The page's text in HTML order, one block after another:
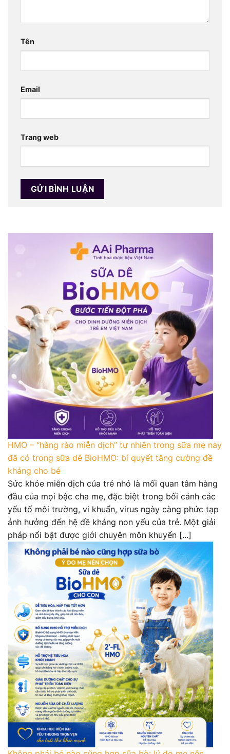
Tên
Email
Trang web
HMO – “hàng rào miễn dịch” tự nhiên trong sữa mẹ nay
đã có trong sữa dê BioHMO: bí quyết tăng cường đề
kháng cho bé
Sức khỏe miễn dịch của trẻ nhỏ là mối quan tâm hàng
đầu của mọi bậc cha mẹ, đặc biệt trong bối cảnh các
yếu tố môi trường, vi khuẩn, virus ngày càng phức tạp
ảnh hưởng đến hệ đề kháng non yếu của trẻ. Một giải
pháp nổi bật được giới chuyên môn khuyến [...]